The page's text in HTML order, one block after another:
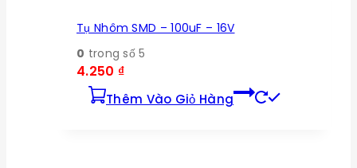
Tụ Nhôm SMD – 100uF – 16V
0 trong số 5
4.250 ₫
Thêm Vào Giỏ Hàng